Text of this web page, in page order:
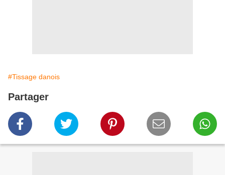
#Tissage danois
Partager